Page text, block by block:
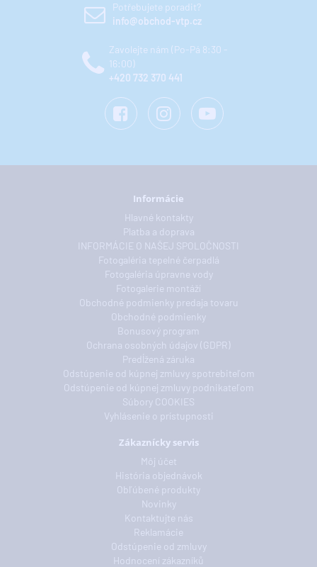
Potřebujete poradit?
info@obchod-vtp.cz
Zavolejte nám (Po-Pá 8:30 -
16:00)
+420 732 370 441
Informácie
Hlavné kontakty
Platba a doprava
INFORMÁCIE O NAŠEJ SPOLOČNOSTI
Fotogaléria tepelné čerpadlá
Fotogaléria úpravne vody
Fotogalerie montáží
Obchodné podmienky predaja tovaru
Obchodné podmienky
Bonusový program
Ochrana osobných údajov (GDPR)
Predĺžená záruka
Odstúpenie od kúpnej zmluvy spotrebiteľom
Odstúpenie od kúpnej zmluvy podnikateľom
Súbory COOKIES
Vyhlásenie o prístupnosti
Zákaznícky servis
Môj účet
História objednávok
Obľúbené produkty
Novinky
Kontaktujte nás
Reklamácie
Odstúpenie od zmluvy
Hodnocení zákazníků